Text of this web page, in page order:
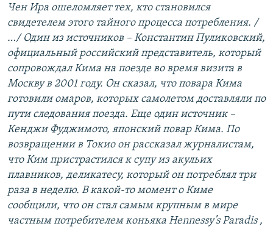
Чен Ира ошеломляет тех, кто становился
свидетелем этого тайного процесса потребления. /
…/ Один из источников – Константин Пуликовский,
официальный российский представитель, который
сопровождал Кима на поезде во время визита в
Москву в 2001 году. Он сказал, что повара Кима
готовили омаров, которых самолетом доставляли по
пути следования поезда. Еще один источник –
Кенджи Фуджимото, японский повар Кима. По
возвращении в Токио он рассказал журналистам,
что Ким пристрастился к супу из акульих
плавников, деликатесу, который он потреблял три
раза в неделю. В какой-то момент о Киме
сообщили, что он стал самым крупным в мире
частным потребителем коньяка Hennessy’s Paradis,